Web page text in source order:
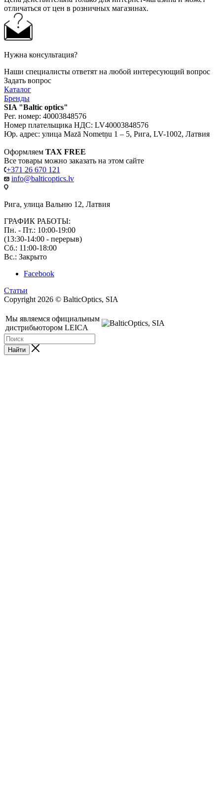
отличаться от цен в розничных магазинах.
Нужна консультация?
Наши специалисты ответят на любой интересующий вопрос
Задать вопрос
Каталог
Бренды
SIA "Baltic optics"
Рег. номер: 40003848576
Номер плательщика НДС: LV40003848576
Юр. адрес: улица Mazā Nometņu 1 – 5, Рига, LV-1002, Латвия
Оформляем TAX FREE
Все товары можно заказать на этом сайте
+371 26 670 121
info@balticoptics.lv
Рига, улица Вальню 12, Латвия
ГРАФИК РАБОТЫ:
Пн. - Пт.: 10:00-19:00
(13:30-14:00 - перерыв)
Сб.: 11:00-18:00
Вс.: Закрыто
Facebook
Статьи
Copyright 2026 © BalticOptics, SIA
Мы являемся официальным
дистрибьютором LEICA
Найти